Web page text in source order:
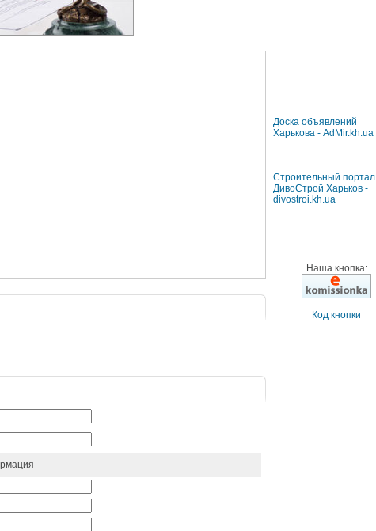
Доска объявлений
Харькова - AdMir.kh.ua
Строительный портал
ДивоСтрой Харьков -
divostroi.kh.ua
Наша кнопка:
Код кнопки